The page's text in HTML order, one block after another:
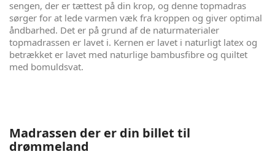
sengen, der er tættest på din krop, og denne topmadras
sørger for at lede varmen væk fra kroppen og giver optimal
åndbarhed. Det er på grund af de naturmaterialer
topmadrassen er lavet i. Kernen er lavet i naturligt latex og
betrækket er lavet med naturlige bambusfibre og quiltet
med bomuldsvat.
Madrassen der er din billet til
drømmeland